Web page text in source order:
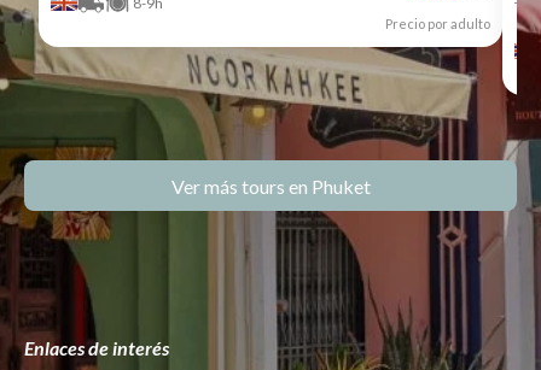
Precio por adulto
Ver más tours en Phuket
Enlaces de interés